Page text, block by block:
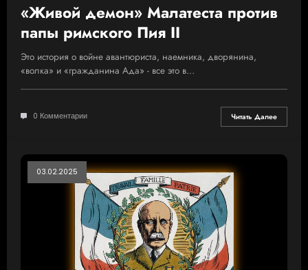
«Живой демон» Малатеста против
папы римского Пия II
Это история о войне авантюриста, наемника, дворянина,
«волка» и «гражданина Ада» - все это в…
0 Комментарии Читать Далее
03.02.2025